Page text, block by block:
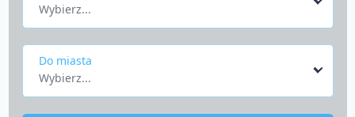
Wybierz...
Do miasta
Wybierz...